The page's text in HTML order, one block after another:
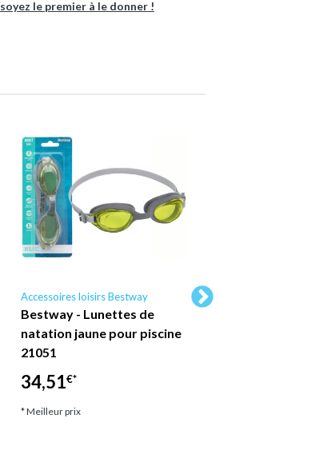
soyez le premier à le donner !
Accessoires loisirs Bestway
Bestway - Lunettes de
natation jaune pour piscine
21051
34,51€*
* Meilleur prix